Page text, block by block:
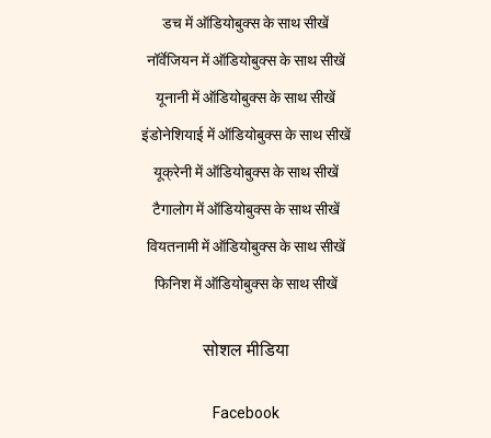
डच में ऑडियोबुक्स के साथ सीखें
नॉर्वेजियन में ऑडियोबुक्स के साथ सीखें
यूनानी में ऑडियोबुक्स के साथ सीखें
इंडोनेशियाई में ऑडियोबुक्स के साथ सीखें
यूक्रेनी में ऑडियोबुक्स के साथ सीखें
टैगालोग में ऑडियोबुक्स के साथ सीखें
वियतनामी में ऑडियोबुक्स के साथ सीखें
फिनिश में ऑडियोबुक्स के साथ सीखें
सोशल मीडिया
Facebook